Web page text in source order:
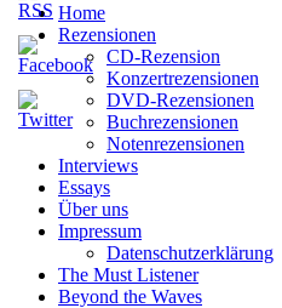
Home
Rezensionen
CD-Rezension
Konzertrezensionen
DVD-Rezensionen
Buchrezensionen
Notenrezensionen
Interviews
Essays
Über uns
Impressum
Datenschutzerklärung
The Must Listener
Beyond the Waves